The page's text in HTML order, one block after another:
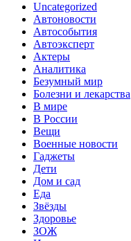
Uncategorized
Автоновости
Автособытия
Автоэксперт
Актеры
Аналитика
Безумный мир
Болезни и лекарства
В мире
В России
Вещи
Военные новости
Гаджеты
Дети
Дом и сад
Еда
Звёзды
Здоровье
ЗОЖ